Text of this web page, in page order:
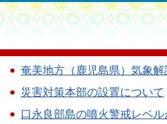
奄美地方（鹿児島県）気象解
災害対策本部の設置について
口永良部島の噴火警戒レベ